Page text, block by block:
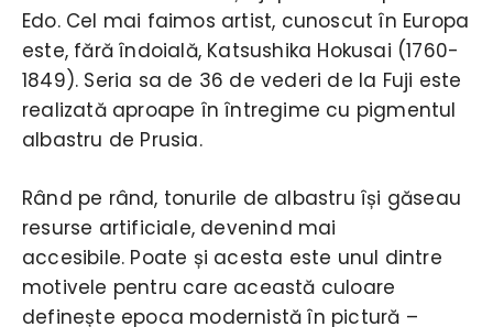
Edo. Cel mai faimos artist, cunoscut în Europa
este, fără îndoială, Katsushika Hokusai (1760-
1849). Seria sa de 36 de vederi de la Fuji este
realizată aproape în întregime cu pigmentul
albastru de Prusia.
Rând pe rând, tonurile de albastru își găseau
resurse artificiale, devenind mai
accesibile. Poate și acesta este unul dintre
motivele pentru care această culoare
definește epoca modernistă în pictură –